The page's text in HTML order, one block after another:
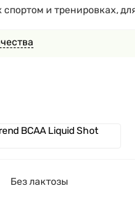
BCAA Liquid Shot
Без лактозы
и тренировках,